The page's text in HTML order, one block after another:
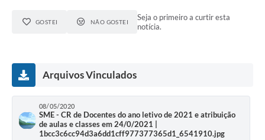
Telefones Úteis
A Prefeitura
Enquete
Jornal
GOSTEI NÃO GOSTEI
Seja o primeiro a curtir esta
notícia.
Arquivos Vinculados
08/05/2020
SME - CR de Docentes do ano letivo de 2021 e atribuição
de aulas e classes em 24/0/2021 |
1bcc3c6cc94d3a6dd1cff977377365d1_6541910.jpg